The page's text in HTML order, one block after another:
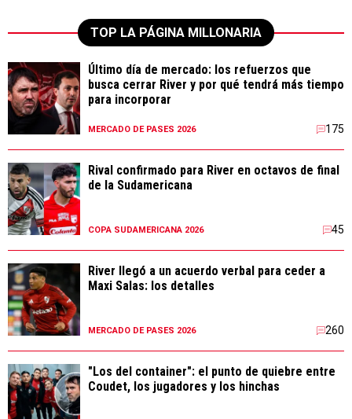
TOP LA PÁGINA MILLONARIA
Último día de mercado: los refuerzos que
busca cerrar River y por qué tendrá más tiempo
para incorporar
MERCADO DE PASES 2026 175
Rival confirmado para River en octavos de final
de la Sudamericana
COPA SUDAMERICANA 2026 45
River llegó a un acuerdo verbal para ceder a
Maxi Salas: los detalles
MERCADO DE PASES 2026 260
"Los del container": el punto de quiebre entre
Coudet, los jugadores y los hinchas